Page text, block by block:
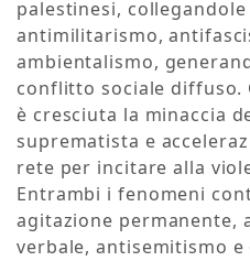
palestinesi,
antimilitarismo,
ambientalismo,
conflitto sociale diffuso.
è cresciuta la minaccia
suprematista e
rete per incitare alla
Entrambi i fenomeni
agitazione permanente,
verbale, antisemitismo